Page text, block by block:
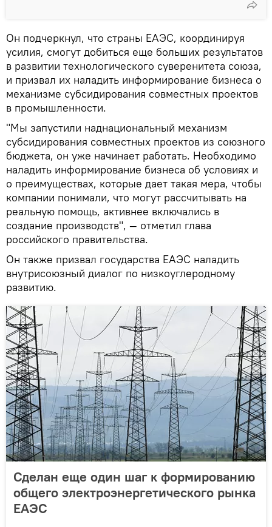
Он подчеркнул, что страны ЕАЭС, координируя
усилия, смогут добиться еще больших результатов
в развитии технологического суверенитета союза,
и призвал их наладить информирование бизнеса о
механизме субсидирования совместных проектов
в промышленности.
"Мы запустили наднациональный механизм
субсидирования совместных проектов из союзного
бюджета, он уже начинает работать. Необходимо
наладить информирование бизнеса об условиях и
о преимуществах, которые дает такая мера, чтобы
компании понимали, что могут рассчитывать на
реальную помощь, активнее включались в
создание производств", — отметил глава
российского правительства.
Он также призвал государства ЕАЭС наладить
внутрисоюзный диалог по низкоуглеродному
развитию.
Сделан еще один шаг к формированию
общего электроэнергетического рынка
ЕАЭС